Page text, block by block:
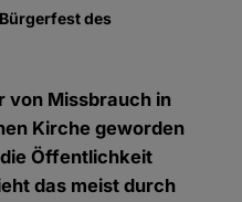
des
von Missbrauch in
Kirche geworden
Öffentlichkeit
das meist durch